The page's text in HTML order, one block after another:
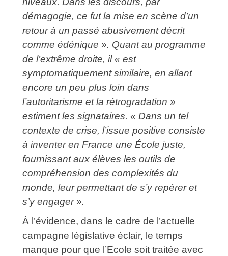
démagogie, ce fut la mise en scène d’un
retour à un passé abusivement décrit
comme édénique ». Quant au programme
de l’extrême droite, il « est
symptomatiquement similaire, en allant
encore un peu plus loin dans
l’autoritarisme et la rétrogradation »
estiment les signataires. « Dans un tel
contexte de crise, l’issue positive consiste
à inventer en France une École juste,
fournissant aux élèves les outils de
compréhension des complexités du
monde, leur permettant de s’y repérer et
s’y engager ».
À l’évidence, dans le cadre de l’actuelle
campagne législative éclair, le temps
manque pour que l’Ecole soit traitée avec